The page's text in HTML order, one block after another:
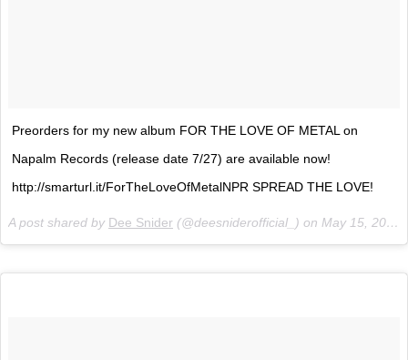
Preorders for my new album FOR THE LOVE OF METAL on
Napalm Records (release date 7/27) are available now!
http://smarturl.it/ForTheLoveOfMetalNPR SPREAD THE LOVE!
A post shared by Dee Snider (@deesniderofficial_) on May 15, 2018 at 9:45am PDT